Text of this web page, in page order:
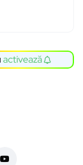
activează